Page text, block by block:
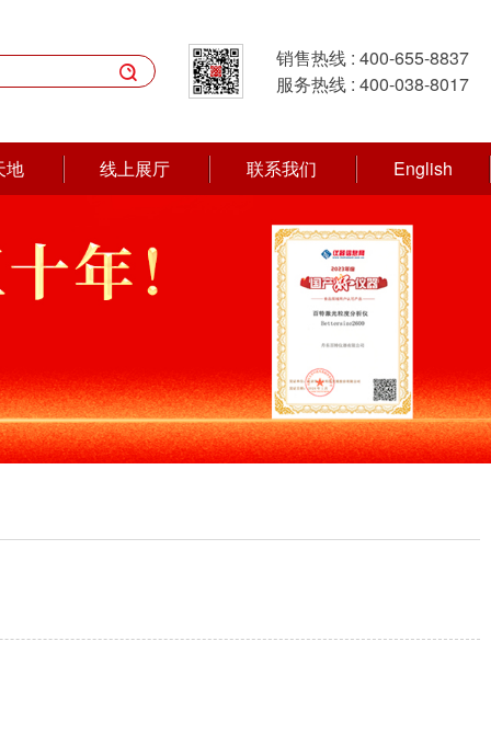

销售热线 : 400-655-8837
服务热线 : 400-038-8017
地 线上展厅 联系我们 English